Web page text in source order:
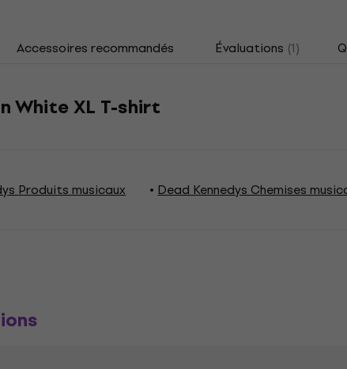
Accessoires recommandés Évaluations (1)
White XL T-shirt
Produits musicaux Dead Kennedys Chemises